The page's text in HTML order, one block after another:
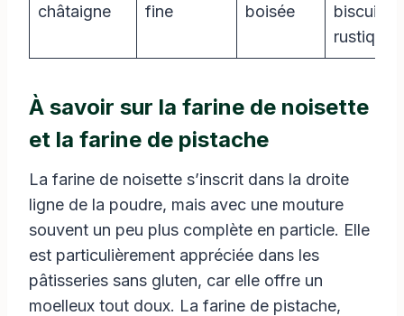
châtaigne
fine
boisée
biscuits
rustiques
À savoir sur la farine de noisette
et la farine de pistache
La farine de noisette s’inscrit dans la droite
ligne de la poudre, mais avec une mouture
souvent un peu plus complète en particle. Elle
est particulièrement appréciée dans les
pâtisseries sans gluten, car elle offre un
moelleux tout doux. La farine de pistache,